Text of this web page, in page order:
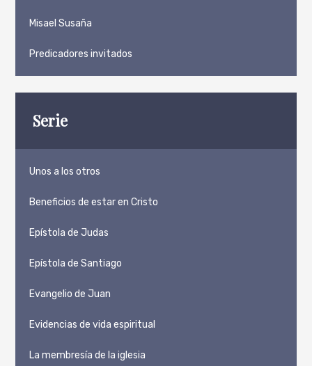
Misael Susaña
Predicadores invitados
Serie
Unos a los otros
Beneficios de estar en Cristo
Epístola de Judas
Epístola de Santiago
Evangelio de Juan
Evidencias de vida espiritual
La membresía de la iglesia